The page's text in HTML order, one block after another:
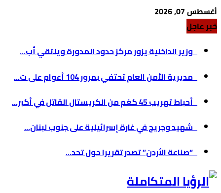
أغسطس 07, 2026
خبر عاجل
وزير الداخلية يزور مركز حدود المدورة ويلتقي أب...
مديرية الأمن العام تحتفي بمرور 104 أعوام على ت...
أحباط تهريب 45 كغم من الكريستال القاتل في أكبر...
شهيد وجريح في غارة إسرائيلية على جنوب لبنان...
“صناعة الأردن” تصدر تقريرا حول تحد...